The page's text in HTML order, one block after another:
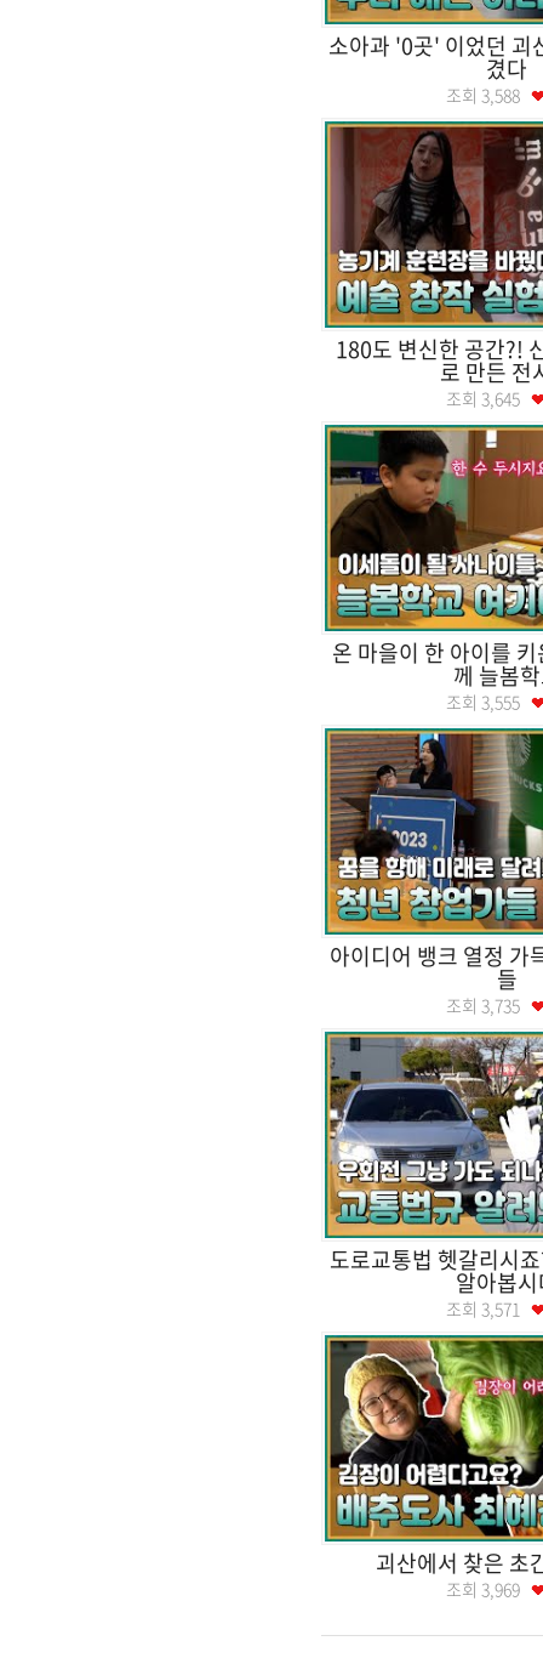
소아과 '0곳' 이었던 괴
겼다
조회 3,588
180도 변신한 공간?!
로 만든 전
조회 3,645
온 마을이 한 아이를
께 늘봄
조회 3,555
아이디어 뱅크 열정 가
들
조회 3,735
도로교통법 헷갈리시
알아봅
조회 3,571
괴산에서 찾은 초
조회 3,969